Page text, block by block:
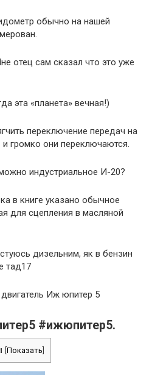
обычно на нашей
отец сам сказал что это уже
эта «планета» вечная!)
переключение передач на
громко они переключаются.
индустриальное И-20?
в книге указано обычное
для сцепления в масляной
дизельним, як в бензин
тад17
Иж юпитер 5
#ижюпитер5.
Показать